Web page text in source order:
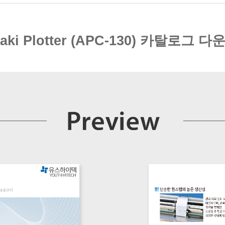
Plotter (APC-130) 카탈로그 다